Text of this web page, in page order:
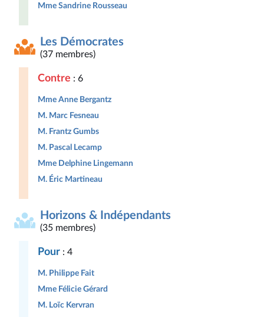
Mme Sandrine Rousseau
Les Démocrates
(37 membres)
Contre : 6
Mme Anne Bergantz
M. Marc Fesneau
M. Frantz Gumbs
M. Pascal Lecamp
Mme Delphine Lingemann
M. Éric Martineau
Horizons & Indépendants
(35 membres)
Pour : 4
M. Philippe Fait
Mme Félicie Gérard
M. Loïc Kervran